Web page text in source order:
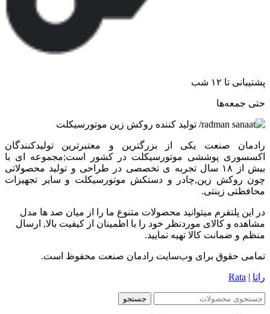
پشتیبانی تا ۱۲ شب
حتی جمعه‌ها
رادمان صنعت یکی از بزرگترین و معتبرترین تولیدکنندگان
اکسسوری پوششی موتورسیکلت در کشور است;مجموعه ای با
بیش از ۱۸ سال تجربه ی تخصصی در طراحی و تولید محصولاتی
چون روکش زین,چادر و دستکش موتورسیکلت و سایر تجهیزات
محافظتی زینتی.
در این پلتفرم میتوانید محصولات متنوع ما را از میان صد ها مدل
مشاهده و کالای موردنظر خود را با اطمینان از کیفیت بالا, ارسال
منظم و ضمانت کالا تهیه نمایید.
تمامی حقوق برای وب‌سایت رادمان صنعت محفوظ است.
راتا |
Rata
جستجو